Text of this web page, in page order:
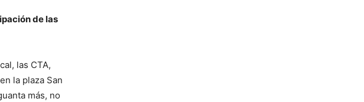
de las
las CTA,
la plaza San
más, no